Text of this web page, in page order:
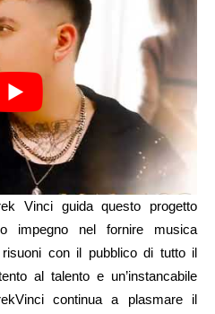
Vinci guida questo progetto
impegno nel fornire musica
con il pubblico di tutto il
al talento e un’instancabile
continua a plasmare il